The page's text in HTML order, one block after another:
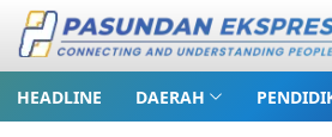
HEADLINE DAERAH